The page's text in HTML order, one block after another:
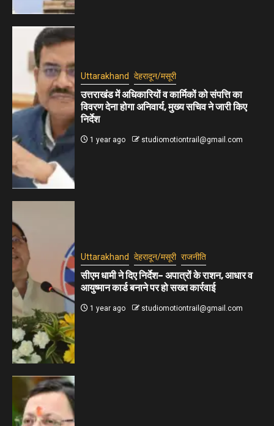
Uttarakhand देहरादून/मसूरी
उत्तराखंड में अधिकारियों व कार्मिकों को संपत्ति का
विवरण देना होगा अनिवार्य, मुख्य सचिव ने जारी किए
निर्देश
1 year ago studiomotiontrail@gmail.com
Uttarakhand देहरादून/मसूरी राजनीति
सीएम धामी ने दिए निर्देश– अपात्रों के राशन, आधार व
आयुष्मान कार्ड बनाने पर हो सख्त कार्रवाई
1 year ago studiomotiontrail@gmail.com